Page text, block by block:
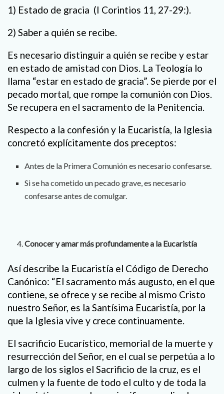
1) Estado de gracia (I Corintios 11, 27-29:).
2) Saber a quién se recibe.
Es necesario distinguir a quién se recibe y estar
en estado de amistad con Dios. La Teología lo
llama “estar en estado de gracia”. Se pierde por el
pecado mortal, que rompe la comunión con Dios.
Se recupera en el sacramento de la Penitencia.
Respecto a la confesión y la Eucaristía, la Iglesia
concretó explícitamente dos preceptos:
Antes de la Primera Comunión es necesario confesarse.
Si se ha cometido un pecado grave, es necesario
confesarse antes de comulgar.
Conocer y amar más profundamente a la Eucaristía
Así describe la Eucaristía el Código de Derecho
Canónico: “El sacramento más augusto, en el que
contiene, se ofrece y se recibe al mismo Cristo
nuestro Señor, es la Santísima Eucaristía, por la
que la Iglesia vive y crece continuamente.
El sacrificio Eucarístico, memorial de la muerte y
resurrección del Señor, en el cual se perpetúa a lo
largo de los siglos el Sacrificio de la cruz, es el
culmen y la fuente de todo el culto y de toda la